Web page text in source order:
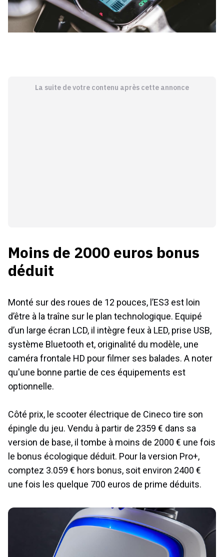
La suite de votre contenu après cette annonce
Moins de 2000 euros bonus
déduit
Monté sur des roues de 12 pouces, l’ES3 est loin
d’être à la traîne sur le plan technologique. Equipé
d’un large écran LCD, il intègre feux à LED, prise USB,
système Bluetooth et, originalité du modèle, une
caméra frontale HD pour filmer ses balades. A noter
qu'une bonne partie de ces équipements est
optionnelle.
Côté prix, le scooter électrique de Cineco tire son
épingle du jeu. Vendu à partir de 2359 € dans sa
version de base, il tombe à moins de 2000 € une fois
le bonus écologique déduit. Pour la version Pro+,
comptez 3.059 € hors bonus, soit environ 2400 €
une fois les quelque 700 euros de prime déduits.